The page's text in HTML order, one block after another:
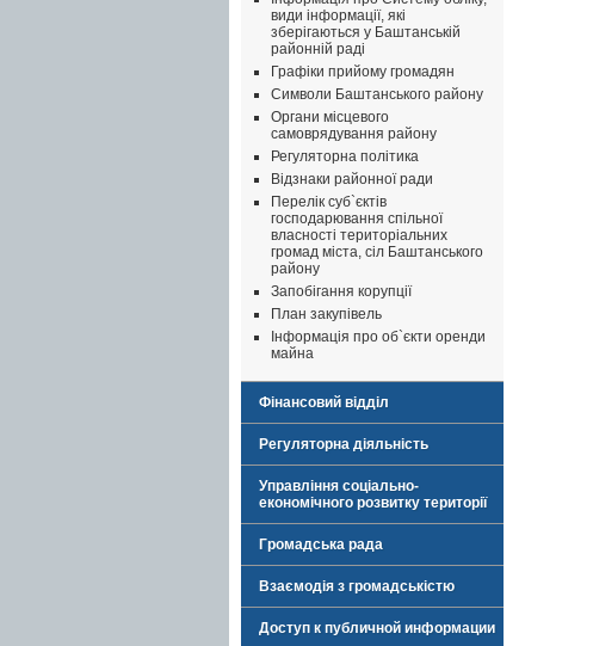
види інформації, які
зберігаються у Баштанській
районній раді
Графіки прийому громадян
Символи Баштанського району
Органи місцевого
самоврядування району
Регуляторна політика
Відзнаки районної ради
Перелік суб`єктів
господарювання спільної
власності територіальних
громад міста, сіл Баштанського
району
Запобігання корупції
План закупівель
Інформація про об`єкти оренди
майна
Фінансовий відділ
Регуляторна діяльність
Управління соціально-
економічного розвитку території
Громадська рада
Взаємодія з громадськістю
Доступ к публичной информации